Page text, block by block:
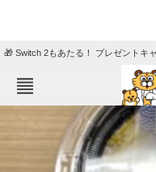
🎁 Switch 2もあたる！ プレゼントキ
ねとらぼメニュー
エンタメ